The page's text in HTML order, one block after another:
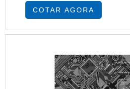
recursos de impressão,
opções de conectividade
bluetooth para
etiquetadora BMP51: Imprime etiquetas de até
1,5' de largura (e et....
COTAR AGORA